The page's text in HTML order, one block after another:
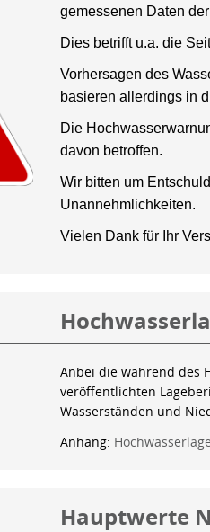
gemessenen Daten
Dies betrifft u.a. die
Vorhersagen des
basieren allerdings in
Die
davon betroffen.
Wir bitten um
Unannehmlichkeiten.
Vielen Dank für Ihr
Anbei die während des
veröffentlichten
Wasserständen und
Anhang:
Hauptwerte